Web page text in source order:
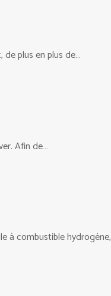
de plus en plus de…
Afin de…
à combustible hydrogène,